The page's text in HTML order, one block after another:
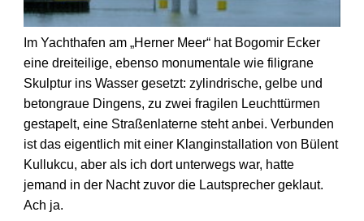
Im Yachthafen am „Herner Meer“ hat Bogomir Ecker
eine dreiteilige, ebenso monumentale wie filigrane
Skulptur ins Wasser gesetzt: zylindrische, gelbe und
betongraue Dingens, zu zwei fragilen Leucht­türmen
gestapelt, eine Straßenlaterne steht anbei. Verbunden
ist das eigentlich mit einer Klanginstallation von Bülent
Kullukcu, aber als ich dort unterwegs war, hatte
jemand in der Nacht zuvor die Lautsprecher geklaut.
Ach ja.